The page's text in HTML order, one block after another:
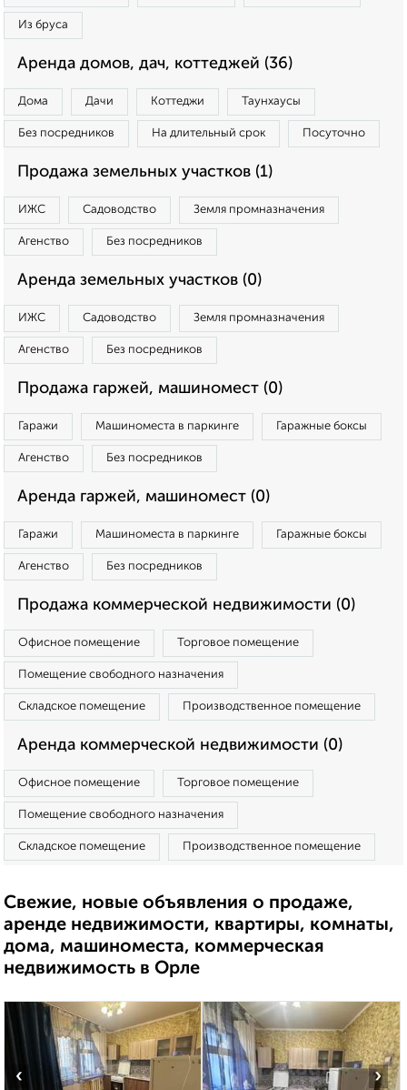
Из бруса
Аренда домов, дач, коттеджей (36)
Дома Дачи Коттеджи Таунхаусы
Без посредников На длительный срок Посуточно
Продажа земельных участков (1)
ИЖС Садоводство Земля промназначения
Агенство Без посредников
Аренда земельных участков (0)
ИЖС Садоводство Земля промназначения
Агенство Без посредников
Продажа гаржей, машиномест (0)
Гаражи Машиноместа в паркинге Гаражные боксы
Агенство Без посредников
Аренда гаржей, машиномест (0)
Гаражи Машиноместа в паркинге Гаражные боксы
Агенство Без посредников
Продажа коммерческой недвижимости (0)
Офисное помещение Торговое помещение
Помещение свободного назначения
Складское помещение Производственное помещение
Аренда коммерческой недвижимости (0)
Офисное помещение Торговое помещение
Помещение свободного назначения
Складское помещение Производственное помещение
Свежие, новые объявления о продаже,
аренде недвижимости, квартиры, комнаты,
дома, машиноместа, коммерческая
недвижимость в Орле
‹ ›